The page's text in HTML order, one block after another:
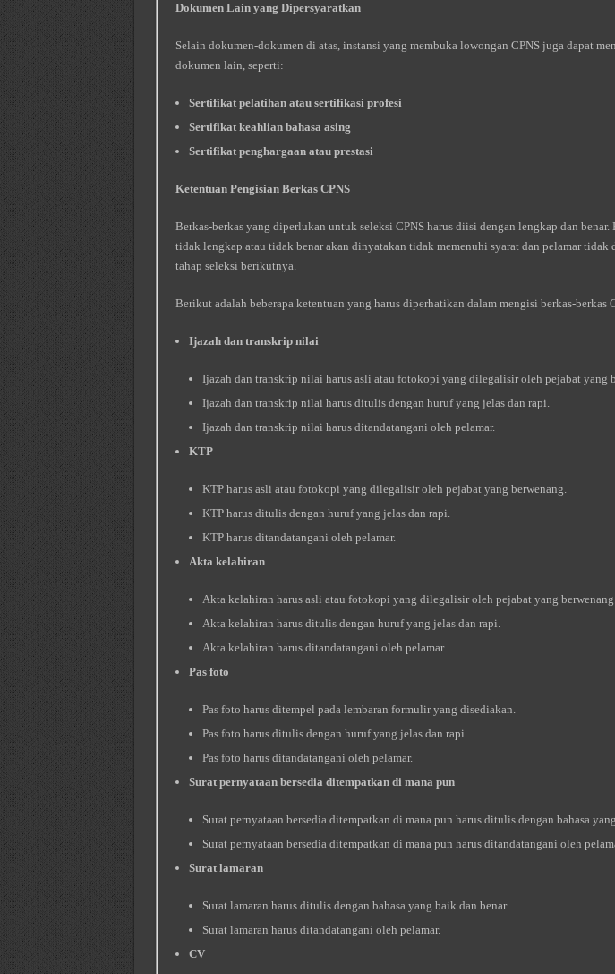
Dokumen Lain yang Dipersyaratkan
Selain dokumen-dokumen di atas, instansi yang membuka lowongan CPNS juga dapat
dokumen lain, seperti:
Sertifikat pelatihan atau sertifikasi profesi
Sertifikat keahlian bahasa asing
Sertifikat penghargaan atau prestasi
Ketentuan Pengisian Berkas CPNS
Berkas-berkas yang diperlukan untuk seleksi CPNS harus diisi dengan lengkap dan benar.
tidak lengkap atau tidak benar akan dinyatakan tidak memenuhi syarat dan pelamar tidak
tahap seleksi berikutnya.
Berikut adalah beberapa ketentuan yang harus diperhatikan dalam mengisi berkas-berkas
Ijazah dan transkrip nilai
Ijazah dan transkrip nilai harus asli atau fotokopi yang dilegalisir oleh pejabat yang
Ijazah dan transkrip nilai harus ditulis dengan huruf yang jelas dan rapi.
Ijazah dan transkrip nilai harus ditandatangani oleh pelamar.
KTP
KTP harus asli atau fotokopi yang dilegalisir oleh pejabat yang berwenang.
KTP harus ditulis dengan huruf yang jelas dan rapi.
KTP harus ditandatangani oleh pelamar.
Akta kelahiran
Akta kelahiran harus asli atau fotokopi yang dilegalisir oleh pejabat yang
Akta kelahiran harus ditulis dengan huruf yang jelas dan rapi.
Akta kelahiran harus ditandatangani oleh pelamar.
Pas foto
Pas foto harus ditempel pada lembaran formulir yang disediakan.
Pas foto harus ditulis dengan huruf yang jelas dan rapi.
Pas foto harus ditandatangani oleh pelamar.
Surat pernyataan bersedia ditempatkan di mana pun
Surat pernyataan bersedia ditempatkan di mana pun harus ditulis dengan bahasa
Surat pernyataan bersedia ditempatkan di mana pun harus ditandatangani oleh
Surat lamaran
Surat lamaran harus ditulis dengan bahasa yang baik dan benar.
Surat lamaran harus ditandatangani oleh pelamar.
CV